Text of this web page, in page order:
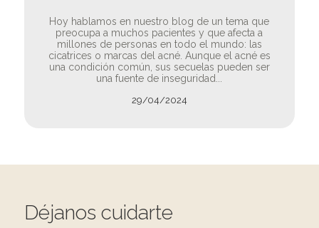
Hoy hablamos en nuestro blog de un tema que
preocupa a muchos pacientes y que afecta a
millones de personas en todo el mundo: las
cicatrices o marcas del acné. Aunque el acné es
una condición común, sus secuelas pueden ser
una fuente de inseguridad...
29/04/2024
Déjanos cuidarte